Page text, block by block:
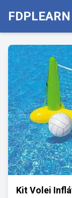
FDPLEARN
Kit Volei